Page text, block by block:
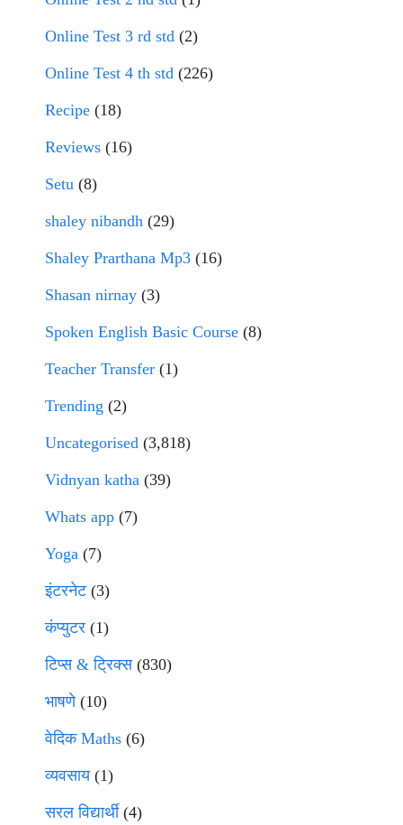
Online Test 3 rd std (2)
Online Test 4 th std (226)
Recipe (18)
Reviews (16)
Setu (8)
shaley nibandh (29)
Shaley Prarthana Mp3 (16)
Shasan nirnay (3)
Spoken English Basic Course (8)
Teacher Transfer (1)
Trending (2)
Uncategorised (3,818)
Vidnyan katha (39)
Whats app (7)
Yoga (7)
इंटरनेट(3)
कंप्युटर (1)
टिप्स & ट्रिक्स(830)
भाषणे(10)
वेदिक Maths (6)
व्यवसाय(1)
सरल विद्यार्थी(4)